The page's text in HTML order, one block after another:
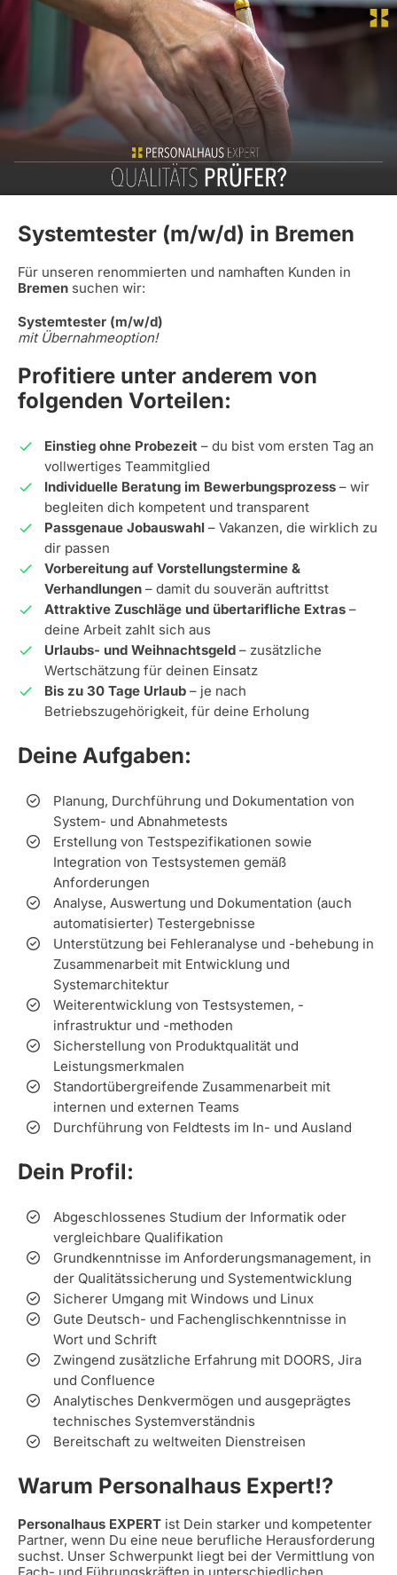
Systemtester (m/w/d) in Bremen
Für unseren renommierten und namhaften Kunden in
Bremen suchen wir:
Systemtester (m/w/d)
mit Übernahmeoption!
Profitiere unter anderem von
folgenden Vorteilen:
Einstieg ohne Probezeit – du bist vom ersten Tag an
vollwertiges Teammitglied
Individuelle Beratung im Bewerbungsprozess – wir
begleiten dich kompetent und transparent
Passgenaue Jobauswahl – Vakanzen, die wirklich zu
dir passen
Vorbereitung auf Vorstellungstermine &
Verhandlungen – damit du souverän auftrittst
Attraktive Zuschläge und übertarifliche Extras –
deine Arbeit zahlt sich aus
Urlaubs- und Weihnachtsgeld – zusätzliche
Wertschätzung für deinen Einsatz
Bis zu 30 Tage Urlaub – je nach
Betriebszugehörigkeit, für deine Erholung
Deine Aufgaben:
Planung, Durchführung und Dokumentation von
System- und Abnahmetests
Erstellung von Testspezifikationen sowie
Integration von Testsystemen gemäß
Anforderungen
Analyse, Auswertung und Dokumentation (auch
automatisierter) Testergebnisse
Unterstützung bei Fehleranalyse und -behebung in
Zusammenarbeit mit Entwicklung und
Systemarchitektur
Weiterentwicklung von Testsystemen, -
infrastruktur und -methoden
Sicherstellung von Produktqualität und
Leistungsmerkmalen
Standortübergreifende Zusammenarbeit mit
internen und externen Teams
Durchführung von Feldtests im In- und Ausland
Dein Profil:
Abgeschlossenes Studium der Informatik oder
vergleichbare Qualifikation
Grundkenntnisse im Anforderungsmanagement, in
der Qualitätssicherung und Systementwicklung
Sicherer Umgang mit Windows und Linux
Gute Deutsch- und Fachenglischkenntnisse in
Wort und Schrift
Zwingend zusätzliche Erfahrung mit DOORS, Jira
und Confluence
Analytisches Denkvermögen und ausgeprägtes
technisches Systemverständnis
Bereitschaft zu weltweiten Dienstreisen
Warum Personalhaus Expert!?
Personalhaus EXPERT ist Dein starker und kompetenter
Partner, wenn Du eine neue berufliche Herausforderung
suchst. Unser Schwerpunkt liegt bei der Vermittlung von